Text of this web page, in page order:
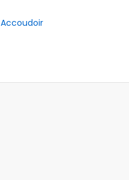
Accoudoir